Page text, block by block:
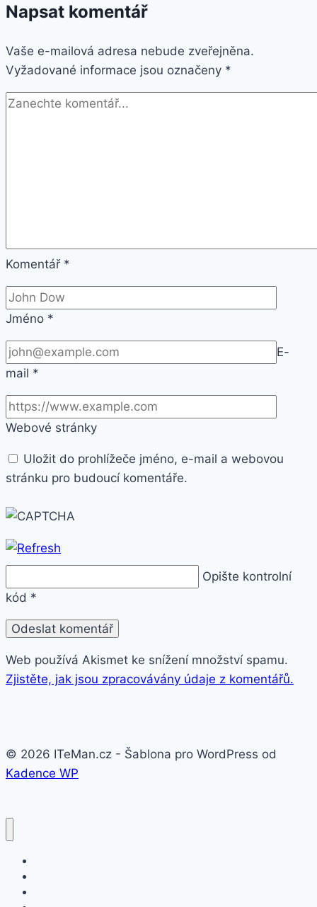
fitness
Aligator/
Xiaomi
M2
SWB14
Napsat komentář
Vaše e-mailová adresa nebude zveřejněna.
Vyžadované informace jsou označeny *
Komentář *
Jméno *
E-
mail *
Webové stránky
Uložit do prohlížeče jméno, e-mail a webovou
stránku pro budoucí komentáře.
Opište kontrolní
kód *
Web používá Akismet ke snížení množství spamu.
Zjistěte, jak jsou zpracovávány údaje z komentářů.
© 2026 ITeMan.cz - Šablona pro WordPress od
Kadence WP